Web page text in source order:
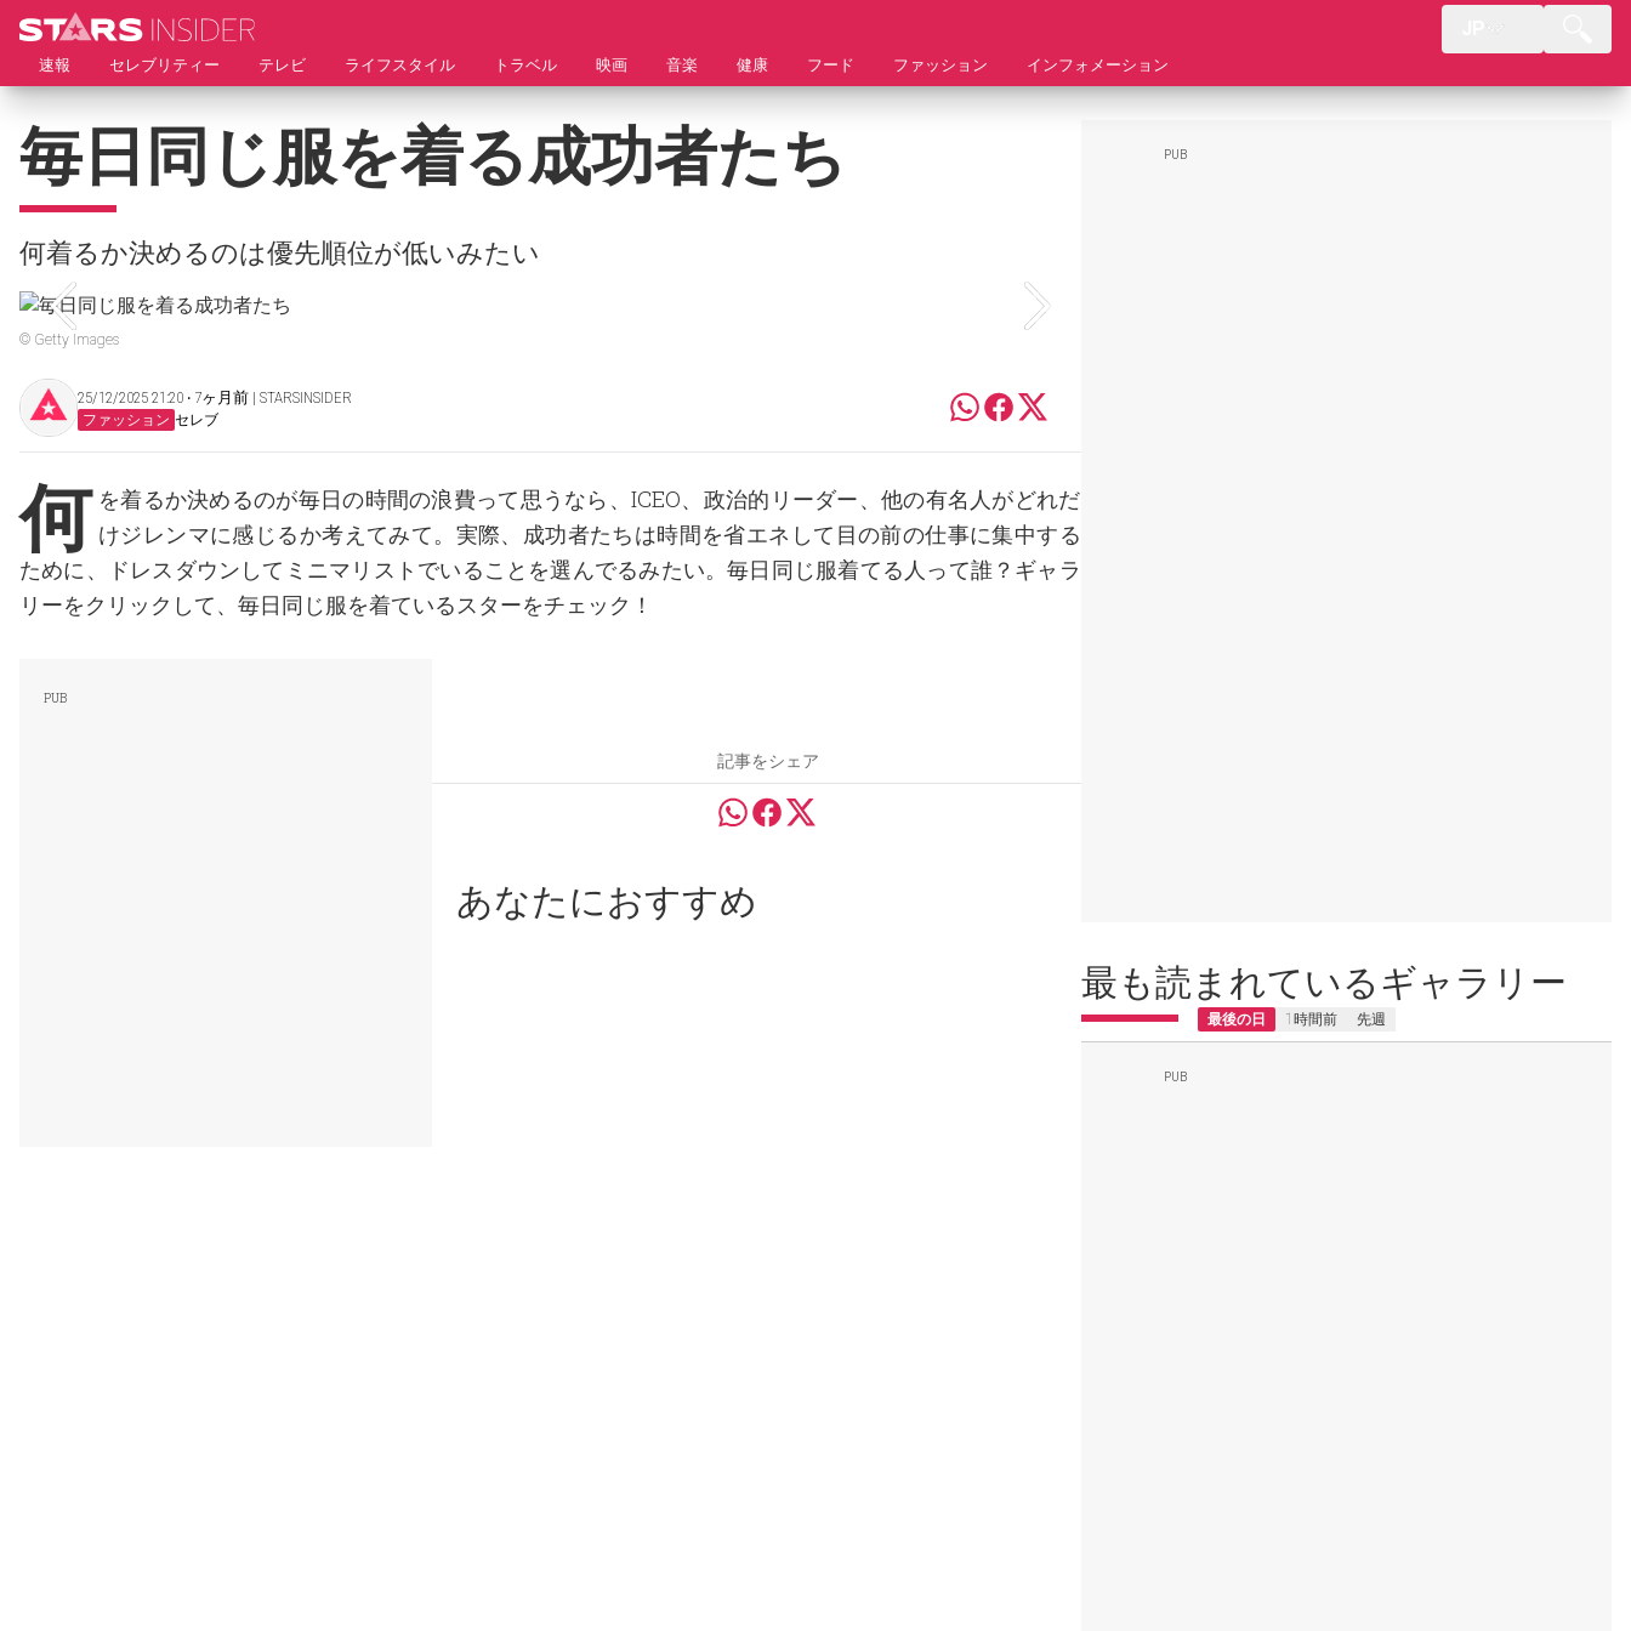
速報 セレブリティー テレビ ライフスタイル トラベル 映画 音楽 健康 フード ファッション インフォメーション
毎日同じ服を着る成功者たち
何着るか決めるのは優先順位が低いみたい
© Getty Images
25/12/2025 21:20 ‧ 7ヶ月前 | STARSINSIDER
ファッション セレブ
何 を着るか決めるのが毎日の時間の浪費って思うなら、ICEO、政治的リーダー、他の有名人がどれだ
けジレンマに感じるか考えてみて。実際、成功者たちは時間を省エネして目の前の仕事に集中する
ために、ドレスダウンしてミニマリストでいることを選んでるみたい。毎日同じ服着てる人って誰？ギャラ
リーをクリックして、毎日同じ服を着ているスターをチェック！
記事をシェア
あなたにおすすめ
最も読まれているギャラリー
最後の日 1時間前 先週